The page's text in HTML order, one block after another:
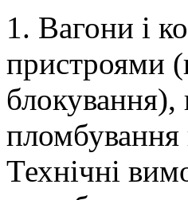
1. Вагони і
пристроями
блокування),
пломбування
Технічні